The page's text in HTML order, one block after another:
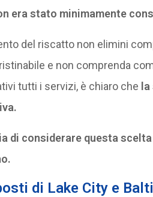
era stato minimamente
del riscatto non elimini
e non comprenda
tutti i servizi, è chiaro che la
di considerare questa
di Lake City e